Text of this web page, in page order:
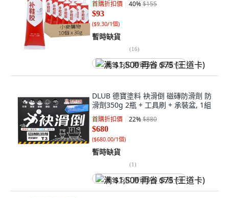
首購折扣價 40%$155
$93
($9.30/1個)
暫時缺貨
(16)
满 $1,500 再省 $75 (王道卡)
DLUB 德寶塗料 袂滑倒 磁磚防滑劑 防
滑劑350g 2瓶 + 工具刷 + 承裝盆, 1組
首購折扣價 22%$880
$680
($680.00/1個)
暫時缺貨
(1)
满 $1,500 再省 $75 (王道卡)